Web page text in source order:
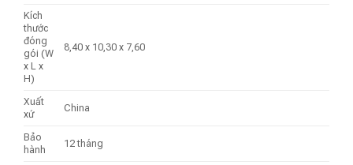
Kích
thước
đóng
gói (W
x L x
H)
8,40 x 10,30 x 7,60
Xuất
xứ
China
Bảo
hành
12 tháng